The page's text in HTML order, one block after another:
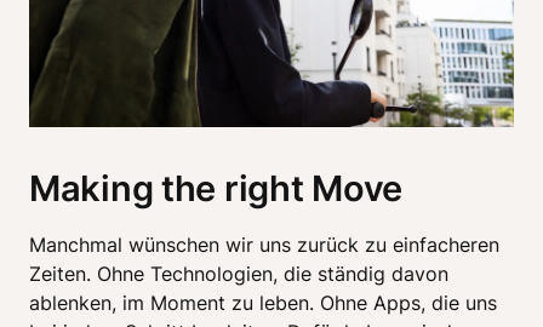
Making the right Move
Manchmal wünschen wir uns zurück zu einfacheren
Zeiten. Ohne Technologien, die ständig davon
ablenken, im Moment zu leben. Ohne Apps, die uns